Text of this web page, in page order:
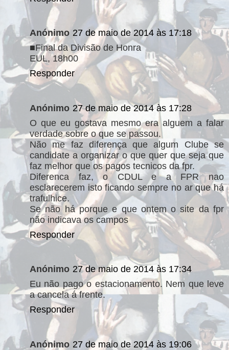
Anónimo 27 de maio de 2014 às 17:18
■Final da Divisão de Honra
EUL, 18h00
Responder
Anónimo 27 de maio de 2014 às 17:28
O que eu gostava mesmo era alguem a falar
verdade sobre o que se passou.
Não me faz diferença que algum Clube se
candidate a organizar o que quer que seja que
faz melhor que os pagos tecnicos da fpr.
Diferenca faz, o CDUL e a FPR nao
esclarecerem isto ficando sempre no ar que há
trafulhice.
Se não há porque e que ontem o site da fpr
não indicava os campos
Responder
Anónimo 27 de maio de 2014 às 17:34
Eu não pago o estacionamento. Nem que leve
a cancela á frente.
Responder
Anónimo 27 de maio de 2014 às 19:06